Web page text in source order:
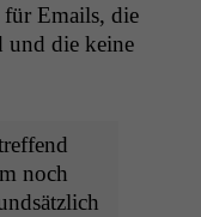
für Emails, die
und die keine
noch